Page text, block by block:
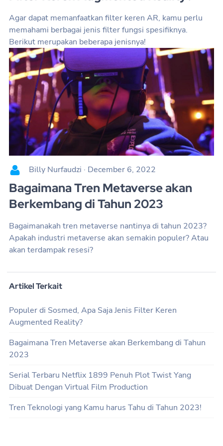
Agar dapat memanfaatkan filter keren AR, kamu perlu
memahami berbagai jenis filter fungsi spesifiknya.
Berikut merupakan beberapa jenisnya!
Billy Nurfaudzi · December 6, 2022
Bagaimana Tren Metaverse akan
Berkembang di Tahun 2023
Bagaimanakah tren metaverse nantinya di tahun 2023?
Apakah industri metaverse akan semakin populer? Atau
akan terdampak resesi?
Artikel Terkait
Populer di Sosmed, Apa Saja Jenis Filter Keren
Augmented Reality?
Bagaimana Tren Metaverse akan Berkembang di Tahun
2023
Serial Terbaru Netflix 1899 Penuh Plot Twist Yang
Dibuat Dengan Virtual Film Production
Tren Teknologi yang Kamu harus Tahu di Tahun 2023!